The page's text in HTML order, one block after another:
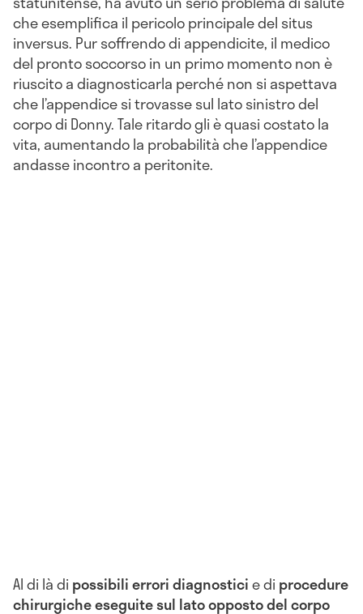
che esemplifica il pericolo principale del situs
inversus. Pur soffrendo di appendicite, il medico
del pronto soccorso in un primo momento non è
riuscito a diagnosticarla perché non si aspettava
che l’appendice si trovasse sul lato sinistro del
corpo di Donny. Tale ritardo gli è quasi costato la
vita, aumentando la probabilità che l’appendice
andasse incontro a peritonite.
Al di là di possibili errori diagnosticie di procedure
chirurgiche eseguite sul lato opposto del corpo